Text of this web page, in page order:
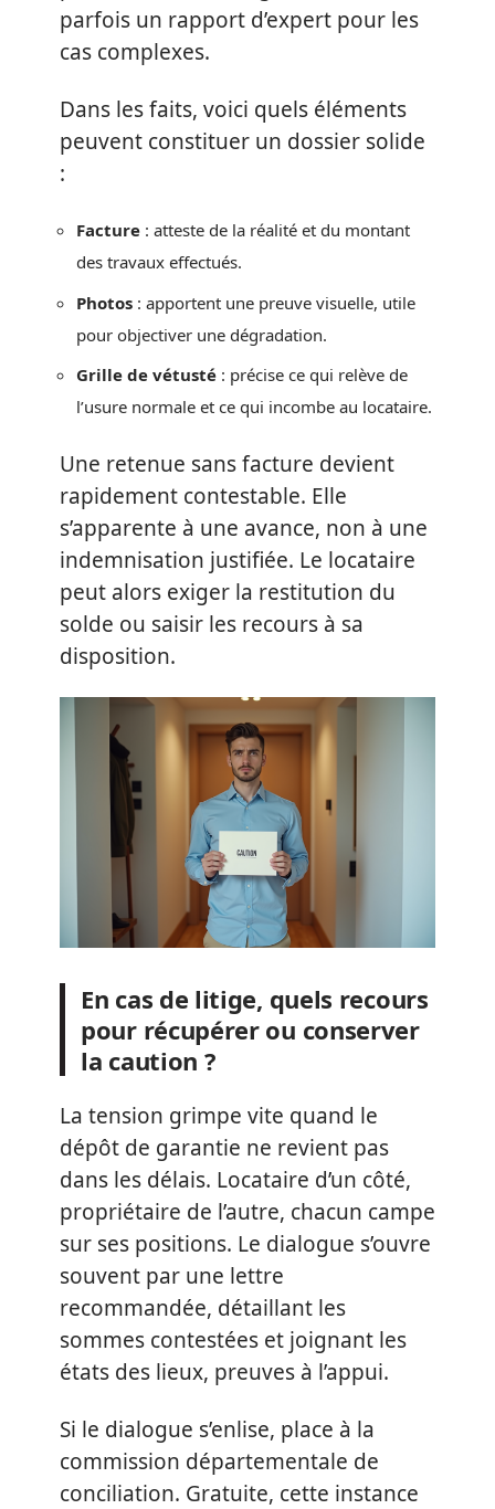
parfois un rapport d’expert pour les
cas complexes.
Dans les faits, voici quels éléments
peuvent constituer un dossier solide
:
Facture : atteste de la réalité et du montant
des travaux effectués.
Photos : apportent une preuve visuelle, utile
pour objectiver une dégradation.
Grille de vétusté : précise ce qui relève de
l’usure normale et ce qui incombe au locataire.
Une retenue sans facture devient
rapidement contestable. Elle
s’apparente à une avance, non à une
indemnisation justifiée. Le locataire
peut alors exiger la restitution du
solde ou saisir les recours à sa
disposition.
En cas de litige, quels recours
pour récupérer ou conserver
la caution ?
La tension grimpe vite quand le
dépôt de garantie ne revient pas
dans les délais. Locataire d’un côté,
propriétaire de l’autre, chacun campe
sur ses positions. Le dialogue s’ouvre
souvent par une lettre
recommandée, détaillant les
sommes contestées et joignant les
états des lieux, preuves à l’appui.
Si le dialogue s’enlise, place à la
commission départementale de
conciliation. Gratuite, cette instance